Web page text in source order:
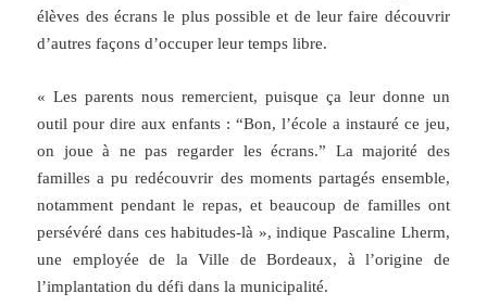
élèves des écrans le plus possible et de leur faire découvrir
d’autres façons d’occuper leur temps libre.
« Les parents nous remercient, puisque ça leur donne un
outil pour dire aux enfants : “Bon, l’école a instauré ce jeu,
on joue à ne pas regarder les écrans.” La majorité des
familles a pu redécouvrir des moments partagés ensemble,
notamment pendant le repas, et beaucoup de familles ont
persévéré dans ces habitudes-là », indique Pascaline Lherm,
une employée de la Ville de Bordeaux, à l’origine de
l’implantation du défi dans la municipalité.